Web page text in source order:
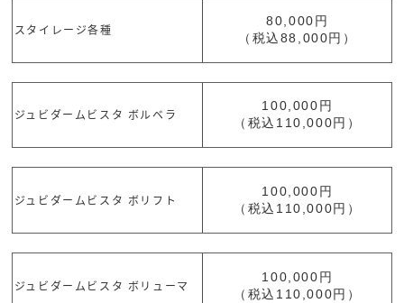
スタイレージ各種
80,000円
（税込88,000円）
ジュビダームビスタ ボルベラ
100,000円
（税込110,000円）
ジュビダームビスタ ボリフト
100,000円
（税込110,000円）
ジュビダームビスタ ボリューマ
100,000円
（税込110,000円）